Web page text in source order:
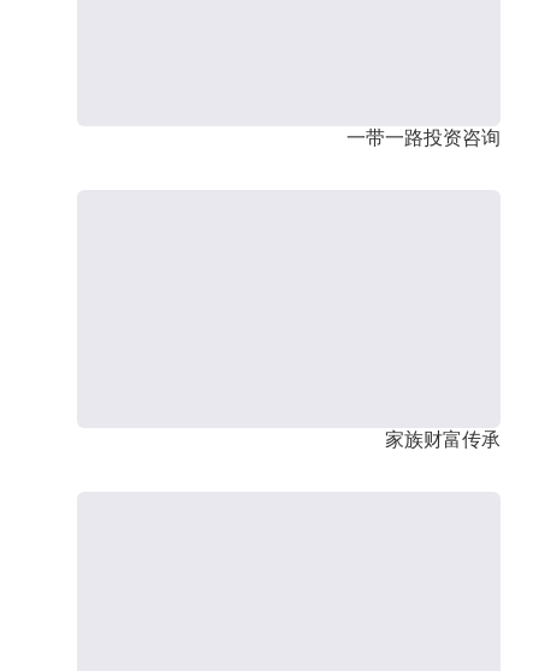
一带一路投资咨询
家族财富传承